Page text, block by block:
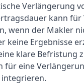
Verlängerung
kann
wenn der Makler
keine Ergebnisse
klare Befristung
für eine